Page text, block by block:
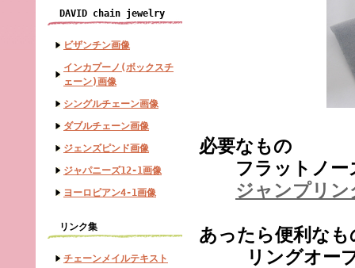
DAVID chain jewelry
ビザンチン画像
インカプーノ(ボックスチ
ェーン)画像
シングルチェーン画像
ダブルチェーン画像
ジェンズピンド画像
ジャパニーズ12-1画像
ヨーロピアン4-1画像
リンク集
チェーンメイルテキスト
必要なもの
フラットノー
ジャンプリ
あったら便利なも
リングオープ